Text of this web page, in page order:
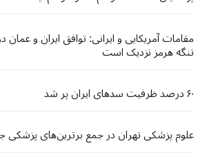
مقامات آمریکایی و ایرانی: توافق ایران و عمان
تنگه هرمز نزدیک است
۶۰ درصد ظرفیت سدهای ایران پر شد
علوم پزشکی تهران در جمع برترین‌های پزشکی